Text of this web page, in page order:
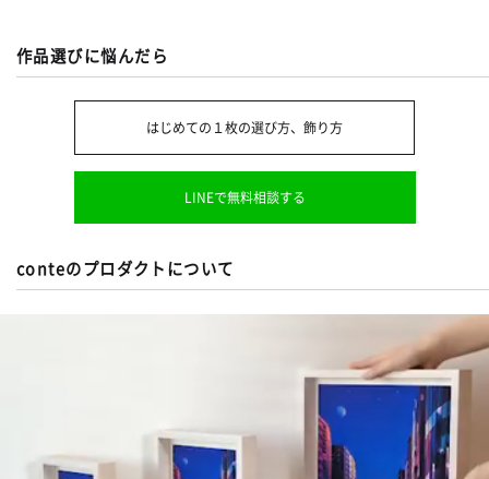
作品選びに悩んだら
はじめての１枚の選び方、飾り方
LINEで無料相談する
conteのプロダクトについて